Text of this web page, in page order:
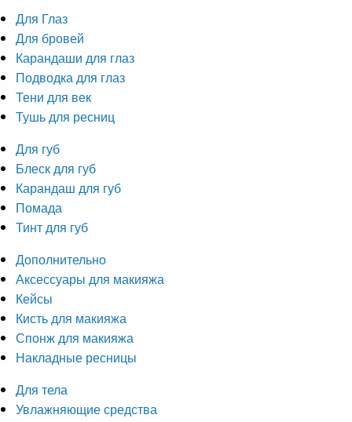
Для Глаз
Для бровей
Карандаши для глаз
Подводка для глаз
Тени для век
Тушь для ресниц
Для губ
Блеск для губ
Карандаш для губ
Помада
Тинт для губ
Дополнительно
Аксессуары для макияжа
Кейсы
Кисть для макияжа
Спонж для макияжа
Накладные ресницы
Для тела
Увлажняющие средства